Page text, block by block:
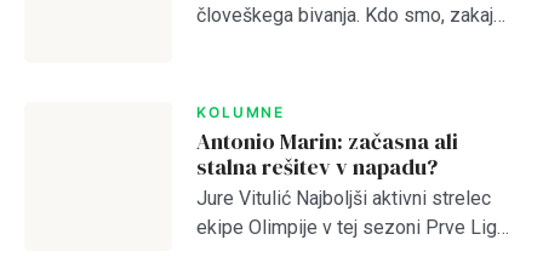
človeškega bivanja. Kdo smo, zakaj
religioznih in filozofskih šol, da bi
odprl vrata brez vrat. […]
KOLUMNE
Antonio Marin: začasna ali
stalna rešitev v napadu?
Jure Vitulić Najboljši aktivni strelec
ekipe Olimpije v tej sezoni Prve Lige
Remember Me Lost your password?
Dobrodošli!
Tole je kratek pozdrav
NAPREJ PRESKOČITE